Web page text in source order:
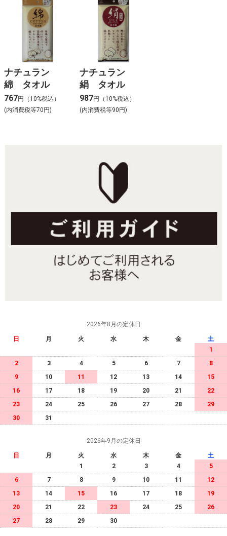
ナチュラン
綿 タオル
767円（10%税込）
(内消費税等70円)
ナチュラン
絹 タオル
987円（10%税込）
(内消費税等90円)
2026年8月の定休日
日 月 火 水 木 金
土
1
2
3 4 5 6 7
8
9
10 11 12 13 14
15
16
17 18 19 20 21
22
23
24 25 26 27 28
29
30
31
2026年9月の定休日
日 月 火 水 木 金
土
1
2 3 4
5
6
7 8 9 10 11
12
13
14 15 16 17 18
19
20
21 22 23 24 25
26
27
28 29 30